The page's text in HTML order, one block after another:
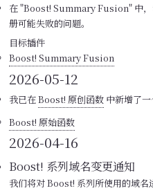
在 "Boost! Summary Fusion" 中
册可能失败的问题。
目标插件
Boost! Summary Fusion
2026-05-12
我已在Boost! 原创函数 中新增了
Boost! 原始函数
2026-04-16
Boost! 系列域名变更通知
我们将对 Boost! 系列所使用的域名